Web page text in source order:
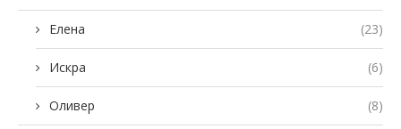
Елена (23)
Искра (6)
Оливер (8)